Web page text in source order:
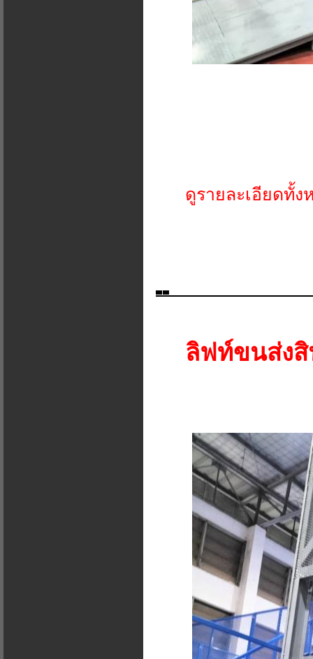
ดูรายละเอียดทั้ง
ลิฟท์ขนส่ง